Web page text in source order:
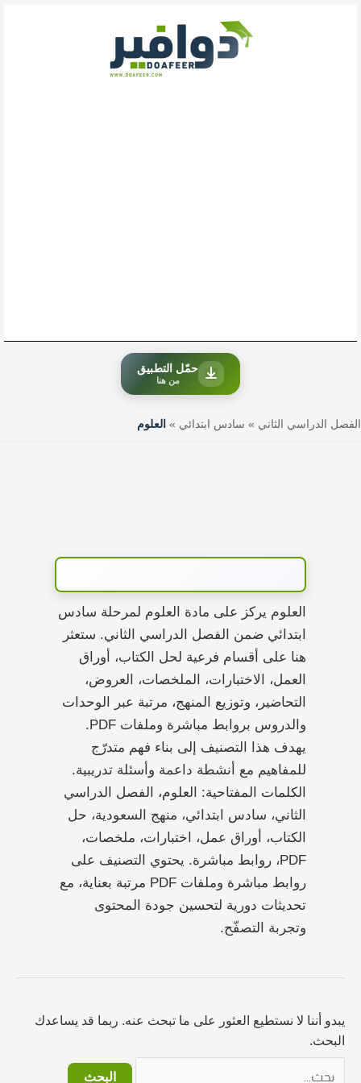
حمّل التطبيق
من هنا
الفصل الدراسي الثاني » سادس ابتدائي » العلوم
العلوم يركز على مادة العلوم لمرحلة سادس
ابتدائي ضمن الفصل الدراسي الثاني. ستعثر
هنا على أقسام فرعية لحل الكتاب، أوراق
العمل، الاختبارات، الملخصات، العروض،
التحاضير، وتوزيع المنهج، مرتبة عبر الوحدات
والدروس بروابط مباشرة وملفات PDF.
يهدف هذا التصنيف إلى بناء فهم متدرّج
للمفاهيم مع أنشطة داعمة وأسئلة تدريبية.
الكلمات المفتاحية: العلوم، الفصل الدراسي
الثاني، سادس ابتدائي، منهج السعودية، حل
الكتاب، أوراق عمل، اختبارات، ملخصات،
PDF، روابط مباشرة. يحتوي التصنيف على
روابط مباشرة وملفات PDF مرتبة بعناية، مع
تحديثات دورية لتحسين جودة المحتوى
وتجربة التصفّح.
يبدو أننا لا نستطيع العثور على ما تبحث عنه. ربما قد يساعدك
البحث.